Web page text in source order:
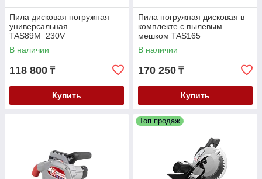
Пила дисковая погружная
универсальная
TAS89M_230V
В наличии
118 800 ₸
Купить
Пила погружная дисковая в
комплекте с пылевым
мешком TAS165
В наличии
170 250 ₸
Купить
Топ продаж